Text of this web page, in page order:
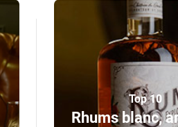
Top 10
Rhums blanc,